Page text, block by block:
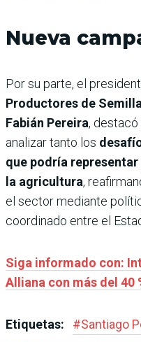
Nueva
Por su parte, el
Productores de
Fabián Pereira,
analizar tanto los
que podría
la agricultura,
el sector mediante
coordinado entre el
Siga informado con:
Alliana con más del 40
Etiquetas: #Santiago